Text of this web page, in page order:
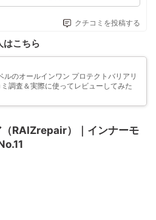
クチコミを投稿する
はこちら
ルのオールインワン プロテクトバリアリ
調査＆実際に使ってレビューしてみた
RAIZrepair）｜インナーモ